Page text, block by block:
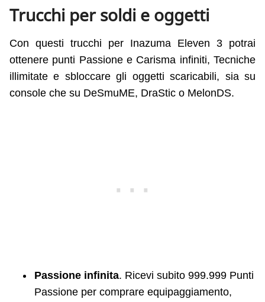
Trucchi per soldi e oggetti
Con questi trucchi per Inazuma Eleven 3 potrai
ottenere punti Passione e Carisma infiniti, Tecniche
illimitate e sbloccare gli oggetti scaricabili, sia su
console che su DeSmuME, DraStic o MelonDS.
Passione infinita. Ricevi subito 999.999 Punti
Passione per comprare equipaggiamento,